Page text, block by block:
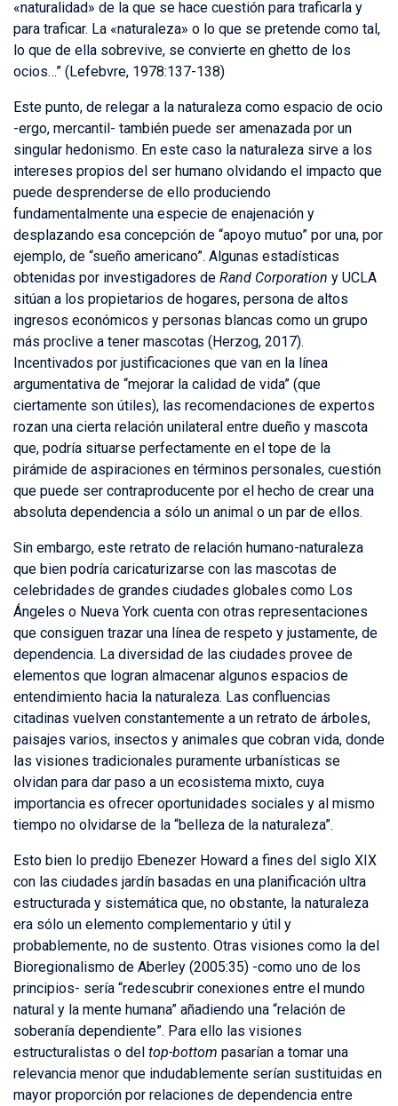
«naturalidad» de la que se hace cuestión para traficarla y
para traficar. La «naturaleza» o lo que se pretende como tal,
lo que de ella sobrevive, se convierte en ghetto de los
ocios…” (Lefebvre, 1978:137-138)
Este punto, de relegar a la naturaleza como espacio de ocio
-ergo, mercantil- también puede ser amenazada por un
singular hedonismo. En este caso la naturaleza sirve a los
intereses propios del ser humano olvidando el impacto que
puede desprenderse de ello produciendo
fundamentalmente una especie de enajenación y
desplazando esa concepción de “apoyo mutuo” por una, por
ejemplo, de “sueño americano”. Algunas estadísticas
obtenidas por investigadores de Rand Corporation y UCLA
sitúan a los propietarios de hogares, persona de altos
ingresos económicos y personas blancas como un grupo
más proclive a tener mascotas (Herzog, 2017).
Incentivados por justificaciones que van en la línea
argumentativa de “mejorar la calidad de vida” (que
ciertamente son útiles), las recomendaciones de expertos
rozan una cierta relación unilateral entre dueño y mascota
que, podría situarse perfectamente en el tope de la
pirámide de aspiraciones en términos personales, cuestión
que puede ser contraproducente por el hecho de crear una
absoluta dependencia a sólo un animal o un par de ellos.
Sin embargo, este retrato de relación humano-naturaleza
que bien podría caricaturizarse con las mascotas de
celebridades de grandes ciudades globales como Los
Ángeles o Nueva York cuenta con otras representaciones
que consiguen trazar una línea de respeto y justamente, de
dependencia. La diversidad de las ciudades provee de
elementos que logran almacenar algunos espacios de
entendimiento hacia la naturaleza. Las confluencias
citadinas vuelven constantemente a un retrato de árboles,
paisajes varios, insectos y animales que cobran vida, donde
las visiones tradicionales puramente urbanísticas se
olvidan para dar paso a un ecosistema mixto, cuya
importancia es ofrecer oportunidades sociales y al mismo
tiempo no olvidarse de la “belleza de la naturaleza”.
Esto bien lo predijo Ebenezer Howard a fines del siglo XIX
con las ciudades jardín basadas en una planificación ultra
estructurada y sistemática que, no obstante, la naturaleza
era sólo un elemento complementario y útil y
probablemente, no de sustento. Otras visiones como la del
Bioregionalismo de Aberley (2005:35) -como uno de los
principios- sería “redescubrir conexiones entre el mundo
natural y la mente humana” añadiendo una “relación de
soberanía dependiente”. Para ello las visiones
estructuralistas o del top-bottom pasarían a tomar una
relevancia menor que indudablemente serían sustituidas en
mayor proporción por relaciones de dependencia entre